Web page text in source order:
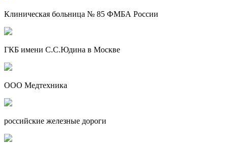
Клиническая больница № 85 ФМБА России
ГКБ имени С.С.Юдина в Москве
ООО Медтехника
российские железные дороги